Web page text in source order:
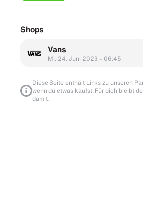
Shops
Vans
Mi. 24. Juni 2026 – 06:45
Diese Seite enthält Links zu unseren
wenn du etwas kaufst. Für dich bleibt
damit.